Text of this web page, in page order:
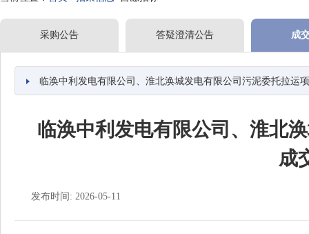
采购公告 答疑澄清公告 成
临涣中利发电有限公司、淮北涣城发电有限公司污泥委托拉运
临涣中利发电有限公司、淮北
成
发布时间: 2026-05-11